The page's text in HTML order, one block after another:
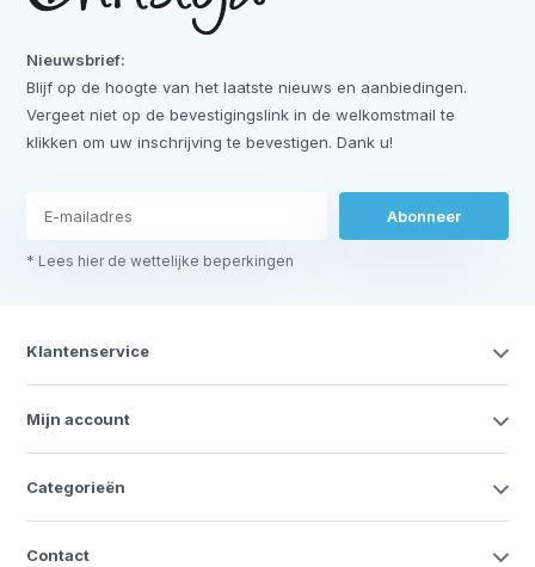
Nieuwsbrief:
Blijf op de hoogte van het laatste nieuws en aanbiedingen.
Vergeet niet op de bevestigingslink in de welkomstmail te
klikken om uw inschrijving te bevestigen. Dank u!
Abonneer
* Lees hier de wettelijke beperkingen
Klantenservice
Mijn account
Categorieën
Contact